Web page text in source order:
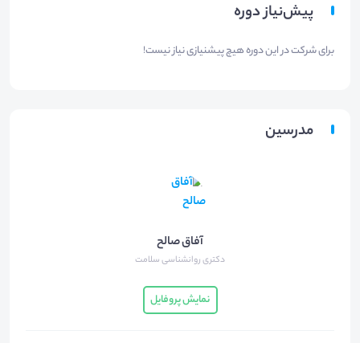
پیش‌نیاز دوره
برای شرکت در این دوره هیچ پیشنیازی نیاز نیست!
مدرسین
آفاق صالح
دکتری روانشناسی سلامت
نمایش پروفایل